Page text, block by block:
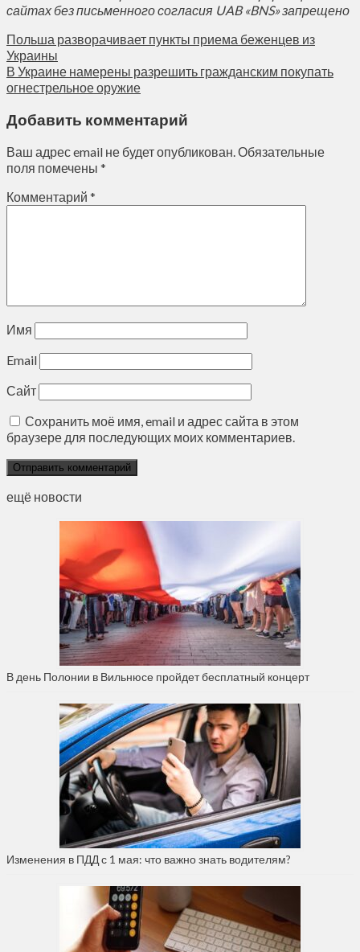
сайтах без письменного согласия UAB «BNS» запрещено
Польша разворачивает пункты приема беженцев из
Украины
В Украине намерены разрешить гражданским покупать
огнестрельное оружие
Добавить комментарий
Ваш адрес email не будет опубликован.Обязательные
поля помечены *
Комментарий *
Имя
Email
Сайт
Сохранить моё имя, email и адрес сайта в этом
браузере для последующих моих комментариев.
ещё новости
В день Полонии в Вильнюсе пройдет бесплатный концерт
Изменения в ПДД с 1 мая: что важно знать водителям?